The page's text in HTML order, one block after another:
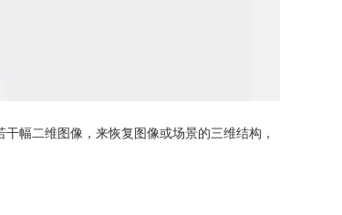
幅二维图像，来恢复图像或场景的三维结构，